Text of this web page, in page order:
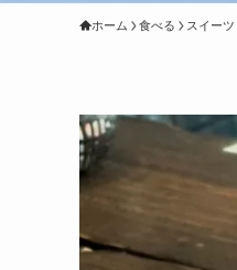
ホーム 食べる スイーツ